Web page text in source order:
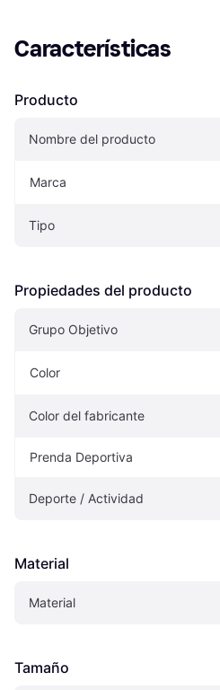
Características
Producto
Nombre del producto
Marca
Tipo
Propiedades del producto
Grupo Objetivo
Color
Color del fabricante
Prenda Deportiva
Deporte / Actividad
Material
Material
Tamaño